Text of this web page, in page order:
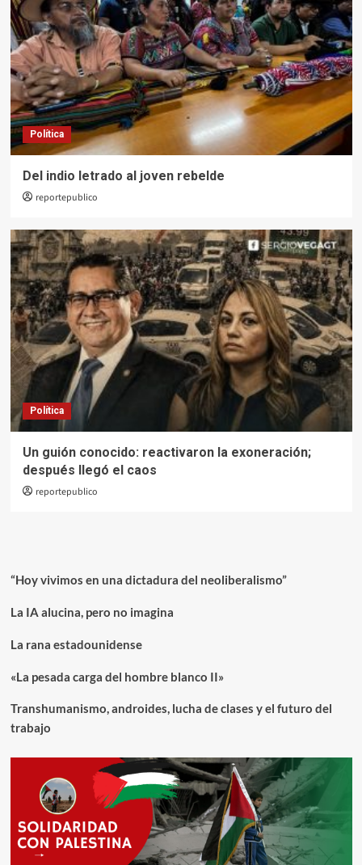
Política
Del indio letrado al joven rebelde
reportepublico
Política
Un guión conocido: reactivaron la exoneración;
después llegó el caos
reportepublico
“Hoy vivimos en una dictadura del neoliberalismo”
La IA alucina, pero no imagina
La rana estadounidense
«La pesada carga del hombre blanco II»
Transhumanismo, androides, lucha de clases y el futuro del
trabajo